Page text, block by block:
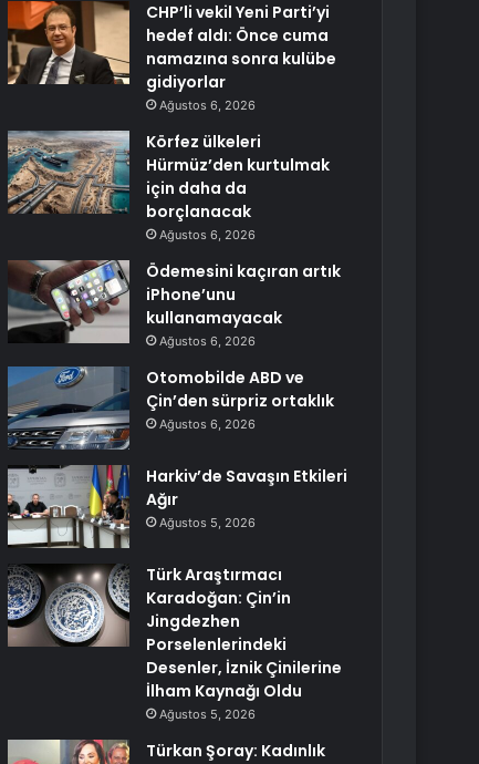
CHP’li vekil Yeni Parti’yi
hedef aldı: Önce cuma
namazına sonra kulübe
gidiyorlar
Ağustos 6, 2026
Körfez ülkeleri
Hürmüz’den kurtulmak
için daha da
borçlanacak
Ağustos 6, 2026
Ödemesini kaçıran artık
iPhone’unu
kullanamayacak
Ağustos 6, 2026
Otomobilde ABD ve
Çin’den sürpriz ortaklık
Ağustos 6, 2026
Harkiv’de Savaşın Etkileri
Ağır
Ağustos 5, 2026
Türk Araştırmacı
Karadoğan: Çin’in
Jingdezhen
Porselenlerindeki
Desenler, İznik Çinilerine
İlham Kaynağı Oldu
Ağustos 5, 2026
Türkan Şoray: Kadınlık